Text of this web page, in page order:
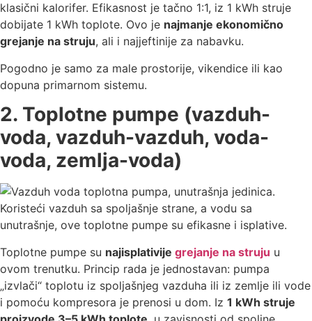
klasični kalorifer. Efikasnost je tačno 1:1, iz 1 kWh struje
dobijate 1 kWh toplote. Ovo je najmanje ekonomično
grejanje na struju, ali i najjeftinije za nabavku.
Pogodno je samo za male prostorije, vikendice ili kao
dopuna primarnom sistemu.
2. Toplotne pumpe (vazduh-
voda, vazduh-vazduh, voda-
voda, zemlja-voda)
Toplotne pumpe su najisplativije grejanje na struju u
ovom trenutku. Princip rada je jednostavan: pumpa
„izvlači“ toplotu iz spoljašnjeg vazduha ili iz zemlje ili vode
i pomoću kompresora je prenosi u dom. Iz 1 kWh struje